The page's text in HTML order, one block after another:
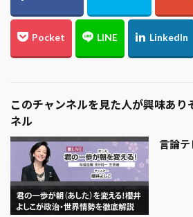
このチャンネルを見た人が興味あり
ネル
言論テ